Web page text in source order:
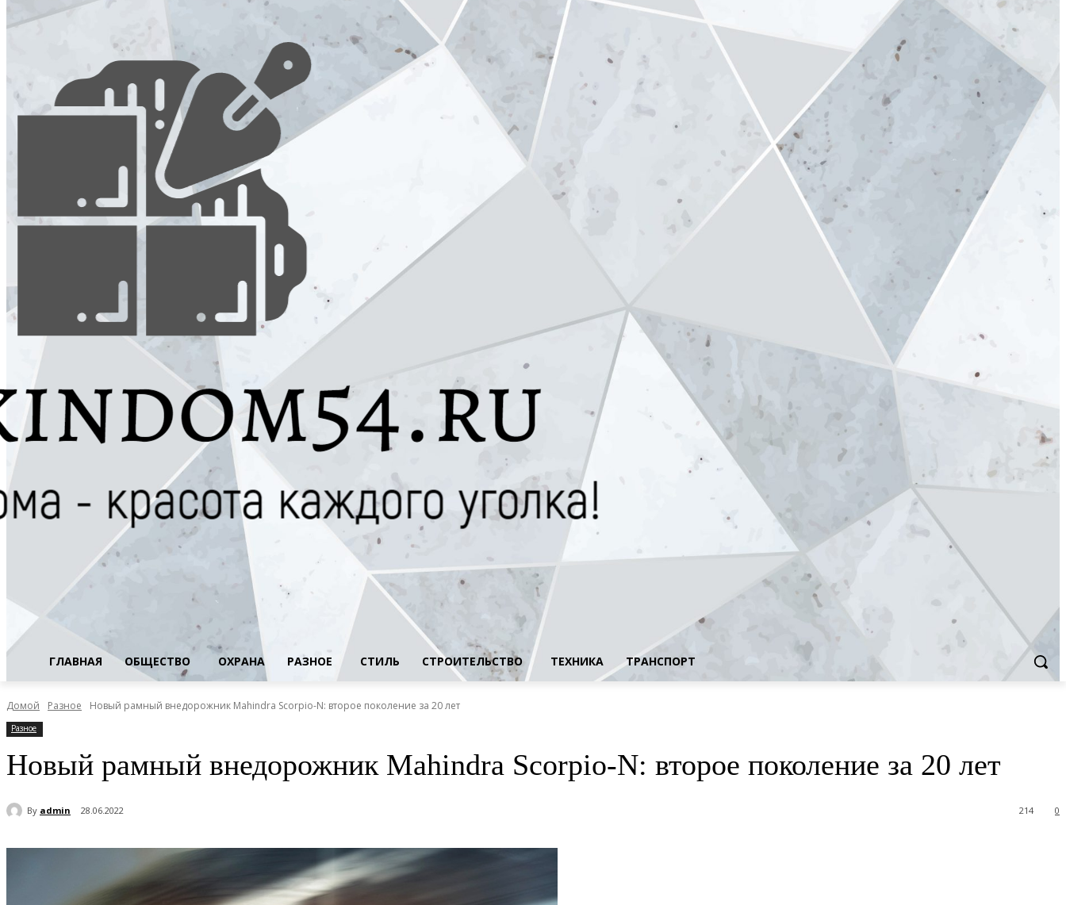
ГЛАВНАЯ ОБЩЕСТВО ОХРАНА РАЗНОЕ СТИЛЬ СТРОИТЕЛЬСТВО ТЕХНИКА ТРАНСПОРТ
Домой Разное Новый рамный внедорожник Mahindra Scorpio-N: второе поколение за 20 лет
Разное
Новый рамный внедорожник Mahindra Scorpio-N: второе поколение за 20 лет
By admin 28.06.2022 0
214